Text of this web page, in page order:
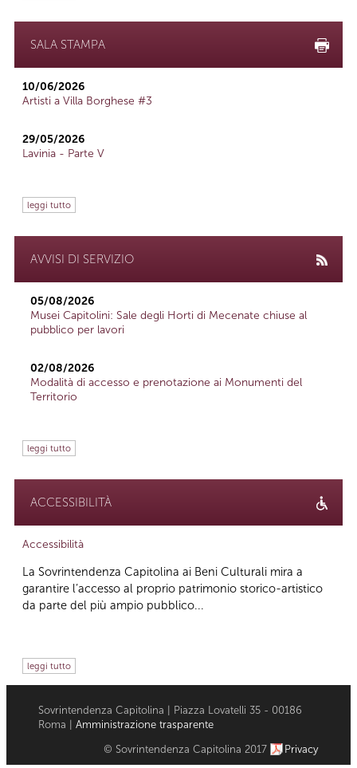
SALA STAMPA
10/06/2026
Artisti a Villa Borghese #3
29/05/2026
Lavinia - Parte V
leggi tutto
AVVISI DI SERVIZIO
05/08/2026
Musei Capitolini: Sale degli Horti di Mecenate chiuse al
pubblico per lavori
02/08/2026
Modalità di accesso e prenotazione ai Monumenti del
Territorio
leggi tutto
ACCESSIBILITÀ
Accessibilità
La Sovrintendenza Capitolina ai Beni Culturali mira a
garantire l’accesso al proprio patrimonio storico-artistico
da parte del più ampio pubblico...
leggi tutto
Sovrintendenza Capitolina | Piazza Lovatelli 35 - 00186
Roma | Amministrazione trasparente
© Sovrintendenza Capitolina 2017 Privacy